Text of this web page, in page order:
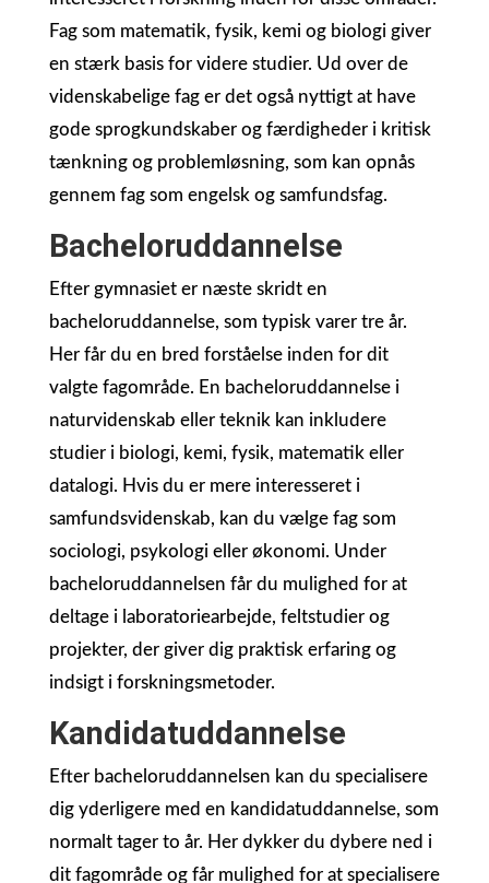
Fag som matematik, fysik, kemi og biologi giver
en stærk basis for videre studier. Ud over de
videnskabelige fag er det også nyttigt at have
gode sprogkundskaber og færdigheder i kritisk
tænkning og problemløsning, som kan opnås
gennem fag som engelsk og samfundsfag.
Bacheloruddannelse
Efter gymnasiet er næste skridt en
bacheloruddannelse, som typisk varer tre år.
Her får du en bred forståelse inden for dit
valgte fagområde. En bacheloruddannelse i
naturvidenskab eller teknik kan inkludere
studier i biologi, kemi, fysik, matematik eller
datalogi. Hvis du er mere interesseret i
samfundsvidenskab, kan du vælge fag som
sociologi, psykologi eller økonomi. Under
bacheloruddannelsen får du mulighed for at
deltage i laboratoriearbejde, feltstudier og
projekter, der giver dig praktisk erfaring og
indsigt i forskningsmetoder.
Kandidatuddannelse
Efter bacheloruddannelsen kan du specialisere
dig yderligere med en kandidatuddannelse, som
normalt tager to år. Her dykker du dybere ned i
dit fagområde og får mulighed for at specialisere